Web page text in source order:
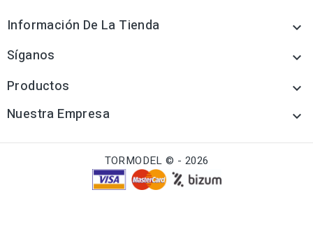
Información De La Tienda 
Síganos 
Productos 
Nuestra Empresa 
TORMODEL © - 2026